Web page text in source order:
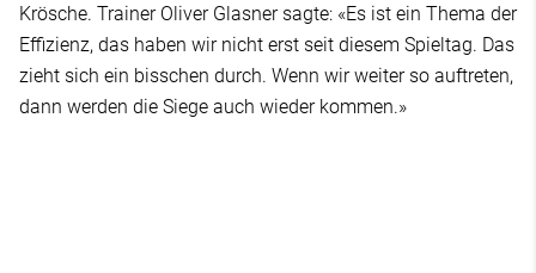
Krösche. Trainer Oliver Glasner sagte: «Es ist ein Thema der
Effizienz, das haben wir nicht erst seit diesem Spieltag. Das
zieht sich ein bisschen durch. Wenn wir weiter so auftreten,
dann werden die Siege auch wieder kommen.»